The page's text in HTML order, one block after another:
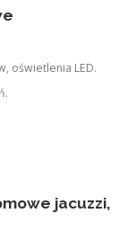
oświetlenia LED.
jacuzzi,